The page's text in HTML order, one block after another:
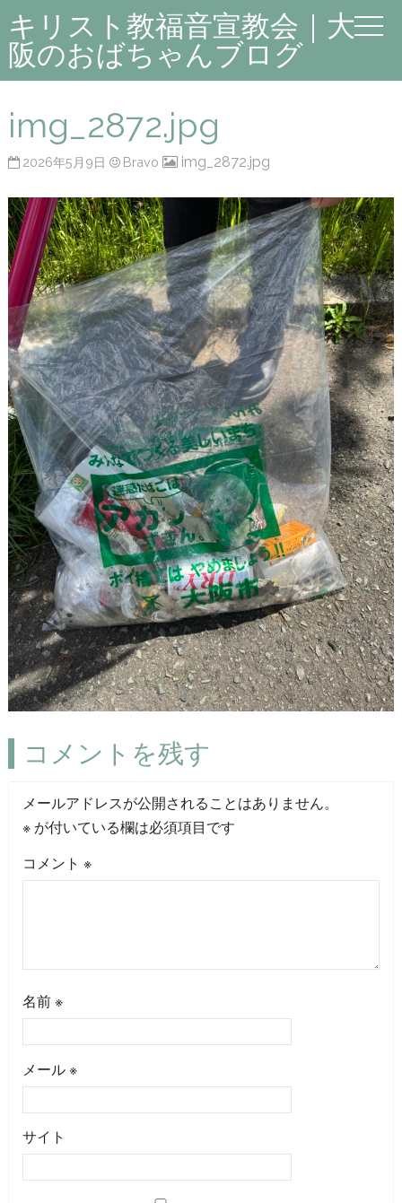
キリスト教福音宣教会｜大
阪のおばちゃんブログ
img_2872.jpg
2026年5月9日 Bravo img_2872.jpg
コメントを残す
メールアドレスが公開されることはありません。
※が付いている欄は必須項目です
コメント ※
名前 ※
メール ※
サイト